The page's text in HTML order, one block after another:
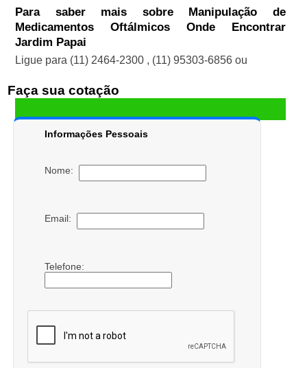
Para saber mais sobre Manipulação de
Medicamentos Oftálmicos Onde Encontrar
Jardim Papai
Ligue para (11) 2464-2300 , (11) 95303-6856 ou
Faça sua cotação
Informações Pessoais
Nome:
Email:
Telefone: